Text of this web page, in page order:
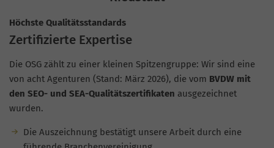
Höchste Qualitätsstandards
Zertifizierte Expertise
Die OSG zählt zu einer kleinen Spitzengruppe: Wir sind eine
von acht Agenturen (Stand: März 2026), die vom BVDW mit
den SEO- und SEA-Qualitätszertifikaten ausgezeichnet
wurden.
Die Auszeichnung bestätigt unsere Arbeit durch eine